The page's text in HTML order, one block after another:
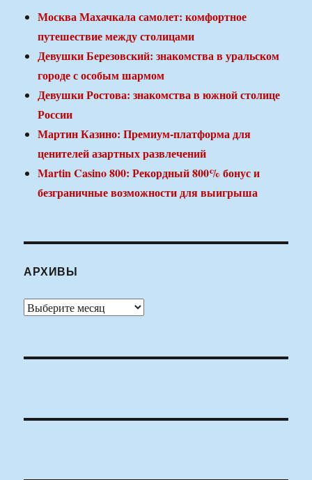
Москва Махачкала самолет: комфортное
путешествие между столицами
Девушки Березовский: знакомства в уральском
городе с особым шармом
Девушки Ростова: знакомства в южной столице
России
Мартин Казино: Премиум-платформа для
ценителей азартных развлечений
Martin Casino 800: Рекордный 800% бонус и
безграничные возможности для выигрыша
АРХИВЫ
Архивы